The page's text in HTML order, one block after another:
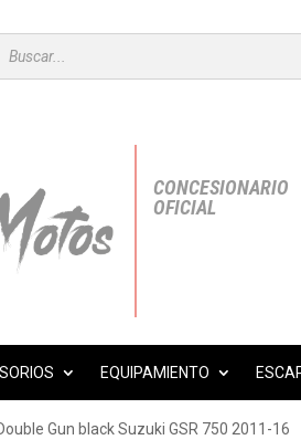
CONCESIONARIO
OFICIAL
EQUIPAMIENTO
Gun black Suzuki GSR 750 2011-16